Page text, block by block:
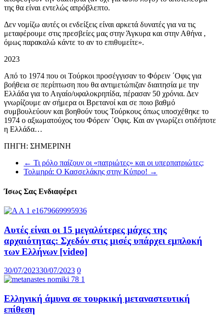
της θα είναι εντελώς απρόβλεπτο.
Δεν νομίζω αυτές οι ενδείξεις είναι αρκετά δυνατές για να τις
μεταφέρουμε στις πρεσβείες μας στην Άγκυρα και στην Αθήνα ,
όμως παρακαλώ κάντε το αν το επιθυμείτε».
2023
Από το 1974 που οι Τούρκοι προσέγγισαν το Φόρειν ΄Οφις για
βοήθεια σε περίπτωση που θα αντιμετώπιζαν διαιτησία με την
Ελλάδα για το Αιγαίο/υφαλοκρηπίδα, πέρασαν 50 χρόνια. Δεν
γνωρίζουμε αν σήμερα οι Βρετανοί και σε ποιο βαθμό
συμβουλεύουν και βοηθούν τους Τούρκους όπως υποσχέθηκε το
1974 ο αξιωματούχος του Φόρειν ΄Οφις. Και αν γνωρίζει οτιδήποτε
η Ελλάδα…
ΠΗΓΗ: ΣΗΜΕΡΙΝΗ
← Τι ρόλο παίζουν οι «πατριώτες» και οι υπερπατριώτες;
Τολμηρά: Ο Κασσελάκης στην Κύπρο! →
Ίσως Σας Ενδιαφέρει
Αυτές είναι οι 15 μεγαλύτερες μάχες της
αρχαιότητας: Σχεδόν στις μισές υπάρχει εμπλοκή
των Ελλήνων [video]
30/07/202330/07/2023 0
Ελληνική άμυνα σε τουρκική μεταναστευτική
επίθεση